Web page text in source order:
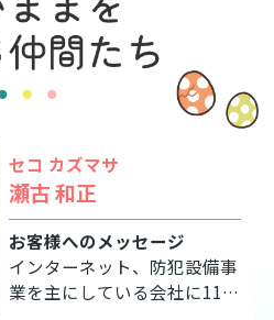
セコ カズマサ
瀬古 和正
お客様へのメッセージ
インターネット、防犯設備事
業を主にしている会社に11年